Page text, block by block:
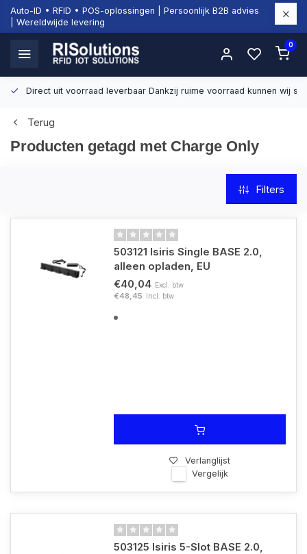
Auto-ID • RFID • POS-oplossingen | Persoonlijk B2B advies
| Wereldwijde levering
0
Direct uit voorraad leverbaar Dankzij ruime voorraad kunnen wij
Terug
Producten getagd met Charge Only
Filters
503121 Isiris Single BASE 2.0,
alleen opladen, EU
€40,04 Excl. btw
€48,45 Incl. btw
Verlanglijst
Vergelijk
503125 Isiris 5-Slot BASE 2.0,